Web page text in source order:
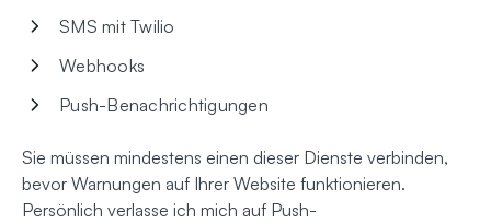
SMS mit Twilio
Webhooks
Push-Benachrichtigungen
Sie müssen mindestens einen dieser Dienste verbinden,
bevor Warnungen auf Ihrer Website funktionieren.
Persönlich verlasse ich mich auf Push-